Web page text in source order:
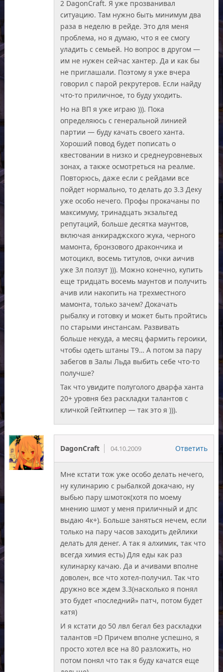
2 DagonCraft. Я уже прозванивал
ситуацию. Там нужно быть минимум два
раза в неделю в рейде. Это для меня
проблема, но я думаю, что я ее смогу
уладить с семьей. Но вопрос в другом —
им не нужен сейчас хантер. Да и как бы
не приглашали. Поэтому я уже вчера
говорил с парой рекрутеров. Если найду
что-то приличное, то буду уходить.
Но на ВП я уже играю ))). Пока
определяюсь с генеральной линией
партии — буду качать своего ханта.
Хороший повод будет пописать о
квестовании в низко и среднеуровневых
зонах, а также осмотреться на реалме.
Повторюсь, даже если с рейдами все
пойдет нормально, то делать до 3.3 Деку
уже особо нечего. Профы прокачаны по
максимуму, тринадцать экзальтед
репутаций, больше десятка маунтов,
включая анкираджского жука, черного
мамонта, бронзового дракончика и
мотоцикл, восемь титулов, очки аичив
уже 3л ползут ))). Можно конечно, купить
еще тридцать восемь маунтов и получить
ачив или накопить на трехместного
мамонта, только зачем? Докачать
рыбалку и готовку и может быть пройтись
по старыми инстансам. Развивать
больше некуда, а месяц фармить героики,
чтобы одеть штаны Т9… А потом за пару
забегов в Залы Льда выбить себе что-то
получше?
Так что увидите полуголого дварфа ханта
20+ уровня без раскладки талантов с
кличкой Гейткипер — так это я ))).
DagonCraft 04.10.2009 Ответить
Мне кстати тож уже особо делать нечего,
ну кулинарию с рыбалкой докачаю, ну
выбью пару шмоток(хотя по моему
мнению шмот у меня приличный и дпс
выдаю 4к+). Больше заняться нечем, если
только на пару часов заходить дейлики
делать для денег. А так я алхимик, так что
всегда химия есть) Для еды как раз
кулинарку качаю. Да и ачивами вполне
доволен, все что хотел-получил. Так что
дружно все ждем 3.3(насколько я понял
это будет «последний» патч, потом будет
катя)
И я кстати до 50 лвл бегал без раскладки
талантов =D Причем вполне успешно, я
просто хотел все на 80 разложить, но
потом понял что так я буду качатся еще